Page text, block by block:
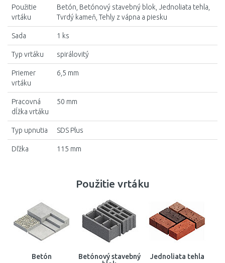
Použitie vrtáku
Betón
Betónový stavebný
Jednoliata tehla
Použitie
vrtáku
Betón, Betónový stavebný blok, Jednoliata tehla,
Tvrdý kameň, Tehly z vápna a piesku
Sada 1 ks
Typ vrtáku spirálovitý
Priemer
vrtáku
6,5 mm
Pracovná
dĺžka vrtáku
50 mm
Typ upnutia SDS Plus
Dľžka 115 mm